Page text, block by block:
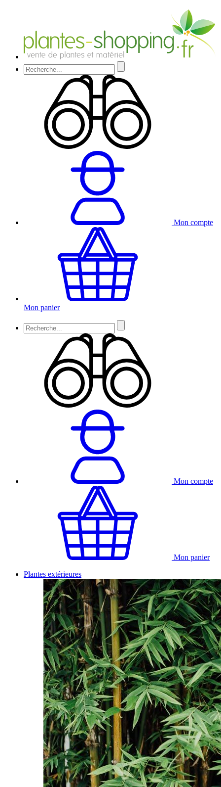
Mon compte
Mon panier
Mon compte
Mon panier
Plantes extérieures